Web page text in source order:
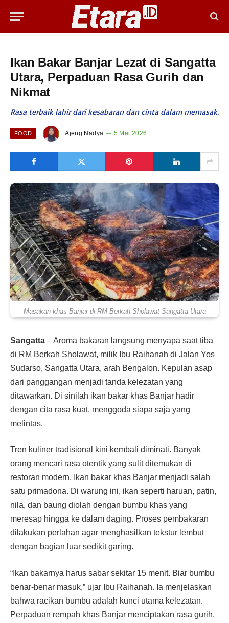
Ikan Bakar Banjar Lezat di Sangatta
Utara, Perpaduan Rasa Gurih dan
Nikmat
Rasa terbaik lahir dari kesabaran dan cinta dalam memasak.
FOOD Ajeng Nadya 5 Mei 2026
Masakan khas Banjar di RM Berkah Sholawat Sangatta Utara
Sangatta – Aroma bakaran langsung menyapa saat tiba
di RM Berkah Sholawat, milik Ibu Raihanah di Jalan Yos
Sudarso, Sangatta Utara, arah Bengalon. Kepulan asap
dari panggangan menjadi tanda kelezatan yang
ditawarkan. Di sinilah ikan bakar khas Banjar hadir
dengan cita rasa kuat, menggoda siapa saja yang
melintas.
Tren kuliner tradisional kini kembali diminati. Banyak
orang mencari rasa otentik yang sulit ditemukan di
restoran modern. Ikan bakar khas Banjar menjadi salah
satu primadona. Di warung ini, ikan seperti haruan, patin,
nila, dan baung diolah dengan bumbu khas yang
meresap hingga ke dalam daging. Proses pembakaran
dilakukan perlahan agar menghasilkan tekstur lembut
dengan bagian luar sedikit garing.
“Ikan bakarnya harus sabar sekitar 15 menit. Biar bumbu
benar-benar masuk,” ujar Ibu Raihanah. Ia menjelaskan
bahwa racikan bumbu adalah kunci utama kelezatan.
Perpaduan rempah khas Banjar menciptakan rasa gurih,